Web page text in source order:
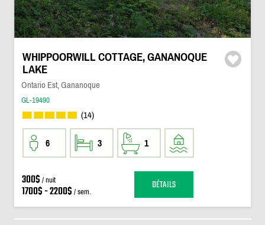
WHIPPOORWILL COTTAGE, GANANOQUE
LAKE
Ontario Est, Gananoque
GL-19490
(14)
6 3 1
300$ / nuit
1700$ - 2200$ / sem. DÉTAILS